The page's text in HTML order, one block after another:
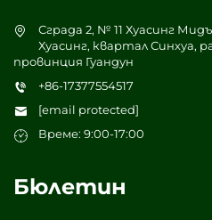
Сграда 2, № 11 Хуасинг
Хуасинг, квартал Синхуа,
провинция Гуандун
+86-17377554517
[email protected]
Време: 9:00-17:00
Бюлетин